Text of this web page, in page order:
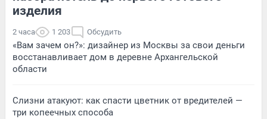
изделия
2 часа 1 203 Обсудить
«Вам зачем он?»: дизайнер из Москвы за свои деньги
восстанавливает дом в деревне Архангельской
области
Слизни атакуют: как спасти цветник от вредителей —
три копеечных способа